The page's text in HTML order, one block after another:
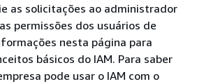
as solicitações ao administrador
permissões dos usuários de
nesta página para
básicos do IAM. Para saber
pode usar o IAM com o